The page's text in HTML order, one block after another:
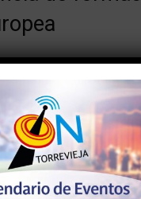
las Juventudes
la oportunidad que
de debate político
que la experiencia
primera mano el